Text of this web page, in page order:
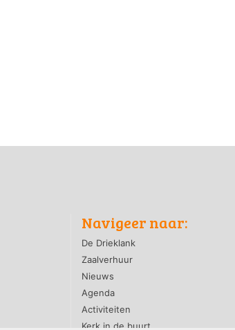
Navigeer naar:
De Drieklank
Zaalverhuur
Nieuws
Agenda
Activiteiten
Kerk in de buurt